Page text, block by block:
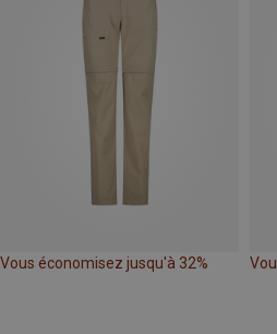
Vous économisez jusqu'à 32%